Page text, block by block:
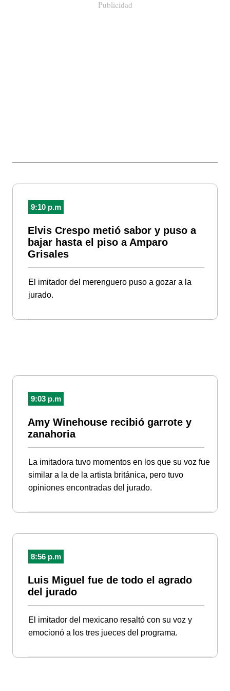
Publicidad
9:10 p.m
Elvis Crespo metió sabor y puso a
bajar hasta el piso a Amparo
Grisales
El imitador del merenguero puso a gozar a la
jurado.
9:03 p.m
Amy Winehouse recibió garrote y
zanahoria
La imitadora tuvo momentos en los que su voz fue
similar a la de la artista británica, pero tuvo
opiniones encontradas del jurado.
8:56 p.m
Luis Miguel fue de todo el agrado
del jurado
El imitador del mexicano resaltó con su voz y
emocionó a los tres jueces del programa.